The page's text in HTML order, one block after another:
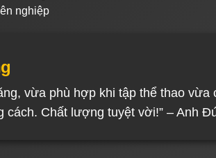
nghiệp
vừa phù hợp khi tập thể thao vừa
cách. Chất lượng tuyệt vời!” – Anh